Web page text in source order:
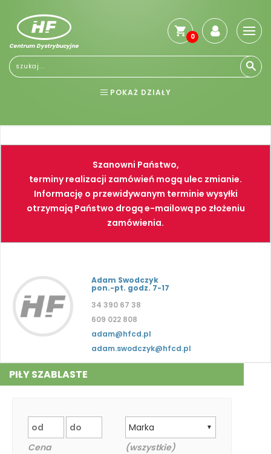
Centrum Dystrybucyjne
0
POKAŻ DZIAŁY
NARZĘDZIA SPAWALNICTWO
FARBY PNEUMATYKA
Szanowni Państwo,
terminy realizacji zamówień mogą ulec zmianie.
Informację o przewidywanym terminie wysyłki
otrzymają Państwo drogą e-mailową po złożeniu
zamówienia.
Adam Swodczyk
pon.-pt. godz. 7-17
34 390 67 38
609 022 808
adam@hfcd.pl
adam.swodczyk@hfcd.pl
PIŁY SZABLASTE
Cena
▼
Marka
(wszystkie)